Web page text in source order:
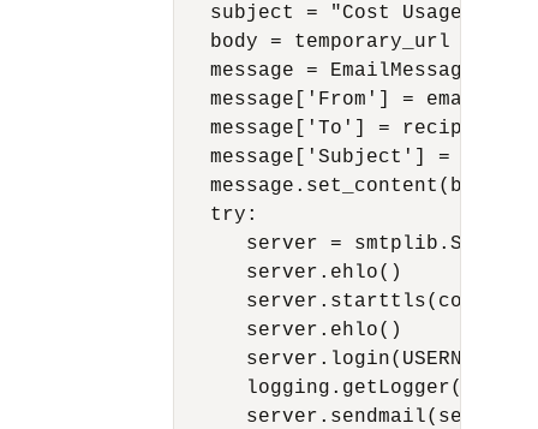
subject = "Cost Usage
   body = temporary_url
   message = EmailMessage()
message['From'] =
message['To'] =
message['Subject'] =
   message.set_content(body)
   try:
server =
      server.ehlo()
      server.ehlo()